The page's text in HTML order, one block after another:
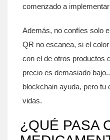
comenzado a
Además, no confíes solo
QR no escanea, si el
con el de otros productos
precio es demasiado
blockchain ayuda, pero tu
vidas.
¿QUÉ PASA